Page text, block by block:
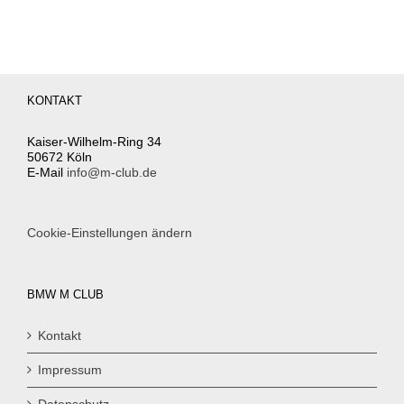
KONTAKT
Kaiser-Wilhelm-Ring 34
50672 Köln
E-Mail info@m-club.de
Cookie-Einstellungen ändern
BMW M CLUB
Kontakt
Impressum